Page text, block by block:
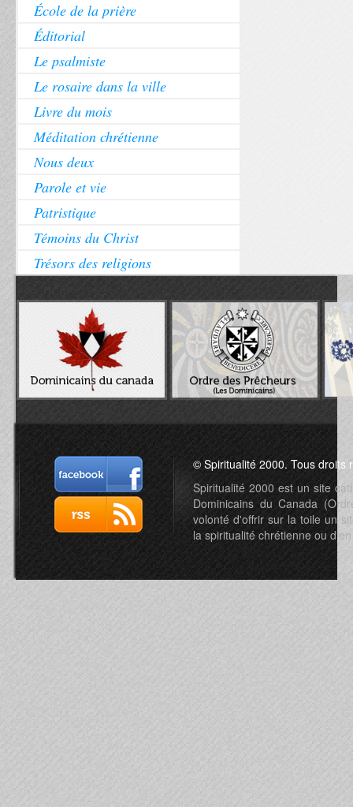
École de la prière
Éditorial
Le psalmiste
Le rosaire dans la ville
Livre du mois
Méditation chrétienne
Nous deux
Parole et vie
Patristique
Témoins du Christ
Trésors des religions
© Spiritualité 2000. Tous droits
Spiritualité 2000 est un site
Dominicains du Canada
volonté d'offrir sur la toile un
la spiritualité chrétienne ou